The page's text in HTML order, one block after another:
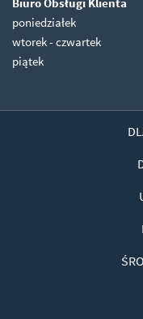
poniedziałek
wtorek - czwartek
piątek